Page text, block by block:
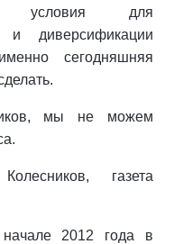
условия для
и диверсификации
сегодняшняя
мы не можем
газета
2012 года в